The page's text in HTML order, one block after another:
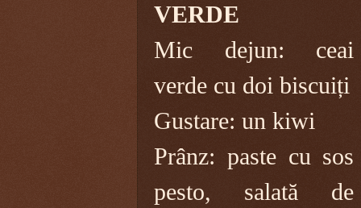
VERDE
Mic dejun: ceai
verde cu doi biscuiți
Gustare: un kiwi
Prânz: paste cu sos
pesto, salată de